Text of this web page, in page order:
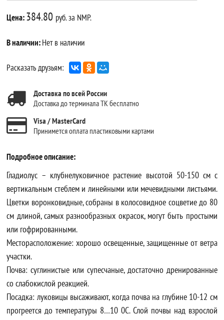
Цена:384.80 руб. за NMP.
В наличии:Нет в наличии
Расказать друзьям:
Доставка по всей России
Доставка до терминала ТК бесплатно
Visa / MasterCard
Принимется оплата пластиковыми картами
Подробное описание:
Гладиолус – клубнелуковичное растение высотой 50-150 см с
вертикальным стеблем и линейными или мечевидными листьями.
Цветки воронковидные, собраны в колосовидное соцветие до 80
см длиной, самых разнообразных окрасок, могут быть простыми
или гофрированными.
Месторасположение: хорошо освещенные, защищенные от ветра
участки.
Почва: суглинистые или супесчаные, достаточно дренированные
со слабокислой реакцией.
Посадка: луковицы высаживают, когда почва на глубине 10-12 см
прогреется до температуры 8…10 0С. Слой почвы над взрослой